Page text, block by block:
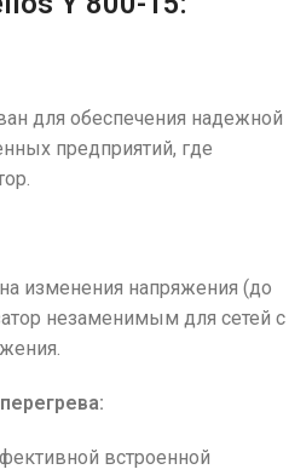
для обеспечения надежной
предприятий, где
изменения напряжения (до
незаменимым для сетей с
встроенной